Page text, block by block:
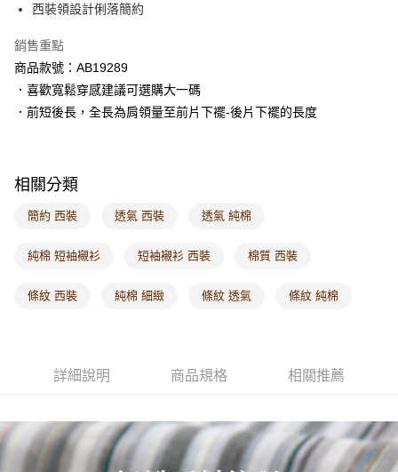
每筆NT$60，滿NT$1,000(含以上)免運費
付款後7-11取貨
每筆NT$60，滿NT$1,000(含以上)免運費
宅配
每筆NT$60，滿NT$1,000(含以上)免運費
海外配送-港/澳/新/馬/泰國專屬
海外配送-其他亞洲地區
西裝領設計俐落簡約
銷售重點
商品款號：AB19289
．喜歡寬鬆穿感建議可選購大一碼
．前短後長，全長為肩領量至前片下襬-後片下襬的長度
相關分類
簡約 西裝 透氣 西裝 透氣 純棉
純棉 短袖襯衫 短袖襯衫 西裝 棉質 西裝
條紋 西裝 純棉 細緻 條紋 透氣 條紋 純棉
詳細說明 商品規格 相關推薦